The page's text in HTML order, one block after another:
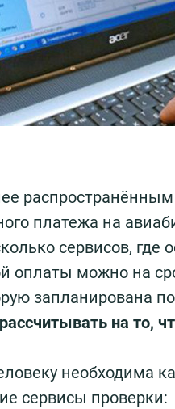
платежа на
сервисов, где
оплаты можно на
запланирована
на то,
необходима
сервисы проверки: